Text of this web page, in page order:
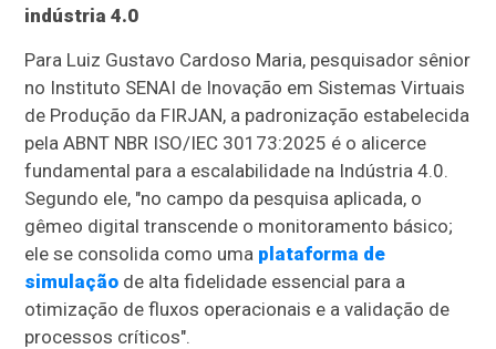
indústria 4.0
Para Luiz Gustavo Cardoso Maria, pesquisador sênior
no Instituto SENAI de Inovação em Sistemas Virtuais
de Produção da FIRJAN, a padronização estabelecida
pela ABNT NBR ISO/IEC 30173:2025 é o alicerce
fundamental para a escalabilidade na Indústria 4.0.
Segundo ele, "no campo da pesquisa aplicada, o
gêmeo digital transcende o monitoramento básico;
ele se consolida como uma plataforma de
simulação de alta fidelidade essencial para a
otimização de fluxos operacionais e a validação de
processos críticos".